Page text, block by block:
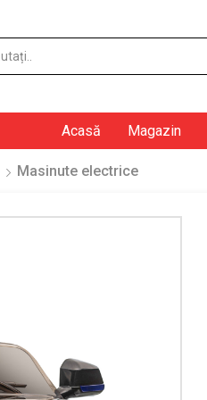
Acasă Magazin
Masinute electrice